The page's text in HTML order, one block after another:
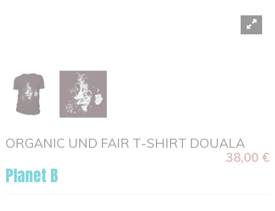
ORGANIC UND FAIR T-SHIRT DOUALA
38,00 €
Planet B